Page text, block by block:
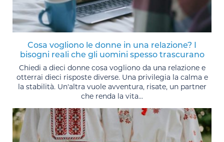
Cosa vogliono le donne in una relazione? I
bisogni reali che gli uomini spesso trascurano
Chiedi a dieci donne cosa vogliono da una relazione e
otterrai dieci risposte diverse. Una privilegia la calma e
la stabilità. Un'altra vuole avventura, risate, un partner
che renda la vita...